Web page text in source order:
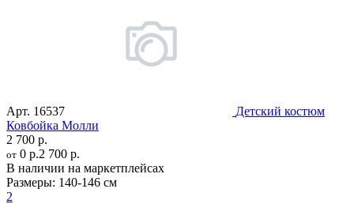
Арт. 16537
Детский костюм
Ковбойка Молли
2 700 р.
от 0 р.2 700 р.
В наличии на маркетплейсах
Размеры: 140-146 см
2